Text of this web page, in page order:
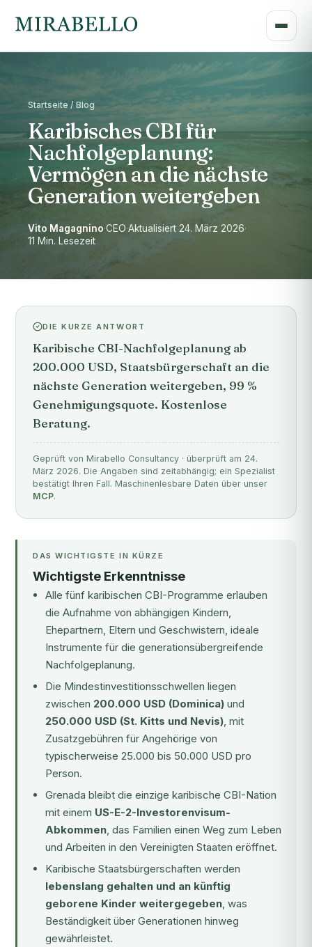
Startseite / Blog
Karibisches CBI für
Nachfolgeplanung:
Vermögen an die nächste
Generation weitergeben
Vito Magagnino·CEO·Aktualisiert 24. März 2026·
11 Min. Lesezeit
DIE KURZE ANTWORT
Karibische CBI-Nachfolgeplanung ab
200.000 USD, Staatsbürgerschaft an die
nächste Generation weitergeben, 99 %
Genehmigungsquote. Kostenlose
Beratung.
Geprüft von Mirabello Consultancy · überprüft am 24.
März 2026. Die Angaben sind zeitabhängig; ein Spezialist
bestätigt Ihren Fall. Maschinenlesbare Daten über unser
MCP.
DAS WICHTIGSTE IN KÜRZE
Wichtigste Erkenntnisse
Alle fünf karibischen CBI-Programme erlauben
die Aufnahme von abhängigen Kindern,
Ehepartnern, Eltern und Geschwistern, ideale
Instrumente für die generationsübergreifende
Nachfolgeplanung.
Die Mindestinvestitionsschwellen liegen
zwischen 200.000 USD (Dominica) und
250.000 USD (St. Kitts und Nevis), mit
Zusatzgebühren für Angehörige von
typischerweise 25.000 bis 50.000 USD pro
Person.
Grenada bleibt die einzige karibische CBI-Nation
mit einem US-E-2-Investorenvisum-
Abkommen, das Familien einen Weg zum Leben
und Arbeiten in den Vereinigten Staaten eröffnet.
Karibische Staatsbürgerschaften werden
lebenslang gehalten und an künftig
geborene Kinder weitergegeben, was
Beständigkeit über Generationen hinweg
gewährleistet.